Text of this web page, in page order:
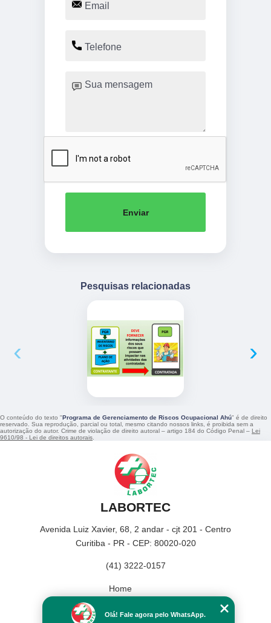
Enviar
Pesquisas relacionadas
‹ ›
O conteúdo do texto "Programa de Gerenciamento de Riscos Ocupacional Ahú" é de direito
reservado. Sua reprodução, parcial ou total, mesmo citando nossos links, é proibida sem a
autorização do autor. Crime de violação de direito autoral – artigo 184 do Código Penal – Lei
9610/98 - Lei de direitos autorais
LABORTEC
Avenida Luiz Xavier, 68, 2 andar - cjt 201 - Centro
Curitiba - PR - CEP: 80020-020
(41) 3222-0157
Home
Missão
Olá! Fale agora pelo WhatsApp.